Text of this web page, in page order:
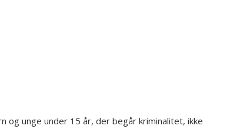
og unge under 15 år, der begår kriminalitet, ikke